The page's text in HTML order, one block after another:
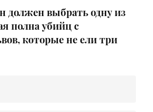
должен выбрать одну из
полна убийц с
которые не ели три